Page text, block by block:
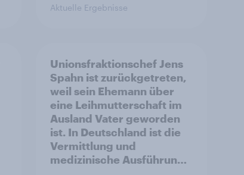
Aktuelle Ergebnisse
Unionsfraktionschef Jens
Spahn ist zurückgetreten,
weil sein Ehemann über
eine Leihmutterschaft im
Ausland Vater geworden
ist. In Deutschland ist die
Vermittlung und
medizinische Ausführung